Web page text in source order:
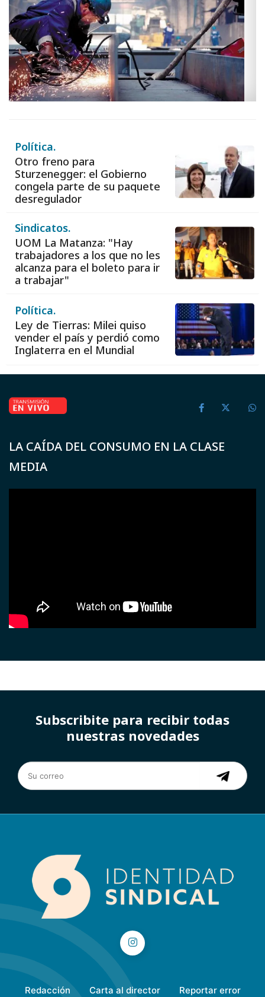
Política.
Otro freno para
Sturzenegger: el Gobierno
congela parte de su paquete
desregulador
Sindicatos.
UOM La Matanza: "Hay
trabajadores a los que no les
alcanza para el boleto para ir
a trabajar"
Política.
Ley de Tierras: Milei quiso
vender el país y perdió como
Inglaterra en el Mundial
LA CAÍDA DEL CONSUMO EN LA CLASE
MEDIA
Subscribite para recibir todas
nuestras novedades
Redacción Carta al director Reportar error